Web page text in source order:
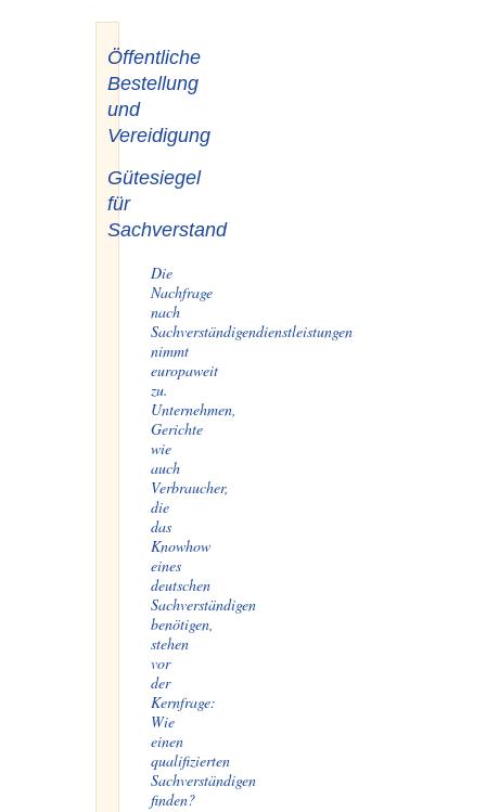
Öffentliche
Bestellung
und
Vereidigung
Gütesiegel
für
Sachverstand
Die
Nachfrage
nach
Sachverständigendienstleistungen
nimmt
europaweit
zu.
Unternehmen,
Gerichte
wie
auch
Verbraucher,
die
das
Knowhow
eines
deutschen
Sachverständigen
benötigen,
stehen
vor
der
Kernfrage:
Wie
einen
qualifizierten
Sachverständigen
finden?